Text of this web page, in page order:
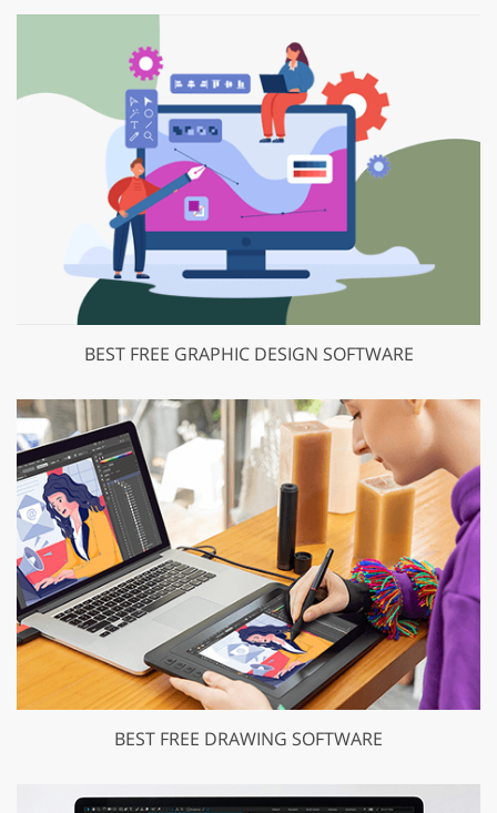
BEST FREE GRAPHIC DESIGN SOFTWARE
BEST FREE DRAWING SOFTWARE